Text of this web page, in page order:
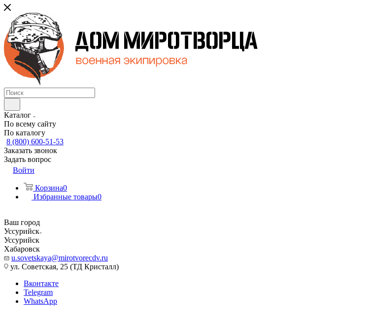
Каталог
По всему сайту
По каталогу
8 (800) 600-51-53
Заказать звонок
Задать вопрос
Войти
Корзина0
Избранные товары0
Ваш город
Уссурийск
Уссурийск
Хабаровск
u.sovetskaya@mirotvorecdv.ru
ул. Советская, 25 (ТД Кристалл)
Вконтакте
Telegram
WhatsApp